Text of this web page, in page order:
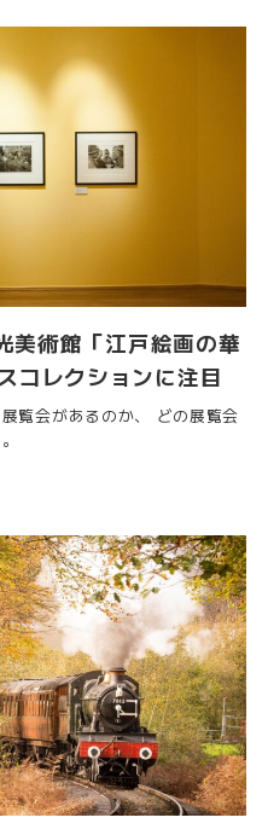
美術館「江戸絵画の華
コレクションに注目
覧会があるのか、 どの展覧会